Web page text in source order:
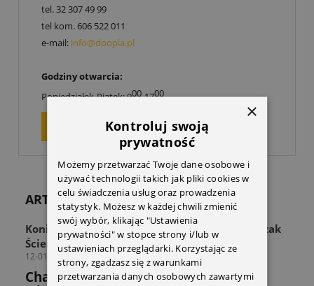
tel.32 307 49 99
tel kom.606 522 011
e-mail: info@doopla.pl
Godziny otwarcia:
Poniedziałek-Piątek: 900-1700
ZAPYTAJ O PRODUKT
ARTYKUŁY
Koniec z zagraconą przestrzenią! Odkryj Wieszak
Ścienny THULE Wall Hanger
12-01-2026
Chaos w strefie sprzętu? Sprawdź jak
×
Kontroluj swoją
prywatność
Możemy przetwarzać Twoje dane osobowe i
używać technologii takich jak pliki cookies w
celu świadczenia usług oraz prowadzenia
statystyk. Możesz w każdej chwili zmienić
swój wybór, klikając "Ustawienia
prywatności" w stopce strony i/lub w
ustawieniach przeglądarki. Korzystając ze
strony, zgadzasz się z warunkami
przetwarzania danych osobowych zawartymi